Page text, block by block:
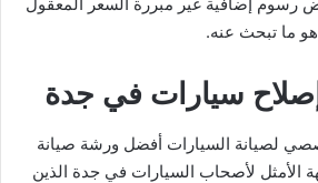
رسوم إضافية غير مبررة السعر المعقول
هو ما تبحث عنه.
سيارات في جدة
لصيانة السيارات أفضل ورشة صيانة
الأمثل لأصحاب السيارات في جدة الذين